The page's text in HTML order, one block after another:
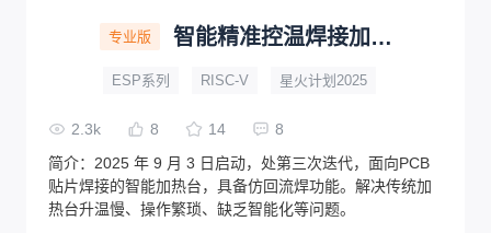
专业版 智能精准控温焊接加热台
ESP系列 RISC-V 星火计划2025
2.3k 8 14
8
简介： 2025 年 9 月 3 日启动，处第三次迭代，面向PCB
贴片焊接的智能加热台，具备仿回流焊功能。解决传统加
热台升温慢、操作繁琐、缺乏智能化等问题。